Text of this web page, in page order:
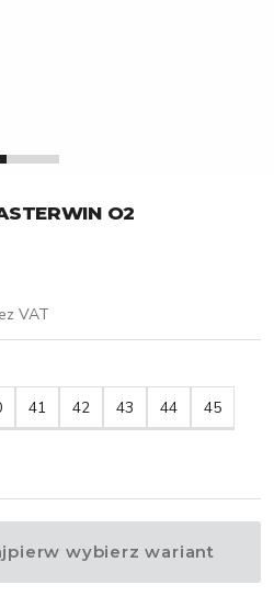
O2
VAT
41 42 43 44 45
wybierz wariant